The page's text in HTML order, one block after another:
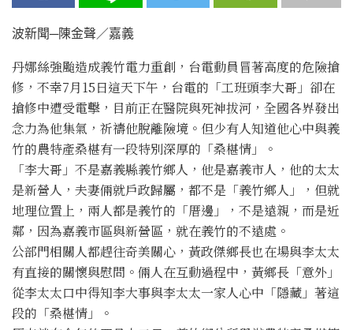
波新聞─陳金聲／嘉義
丹娜絲強颱造成義竹電力重創，台電動員冒著高度的危險搶
修，不幸7月15日這天下午，台電的「工班頭李大哥」卻在
搶修中遭受電擊，目前正在醫院與死神拔河，全國各界發出
念力為他集氣，祈禱他脫離險境。但少有人知道他心中與義
竹的農特產桑椹有一段特別深厚的「桑椹情」。
「李大哥」不是嘉義縣義竹鄉人，他是嘉義市人，他的太太
是新營人，夫妻倆就戶政歸屬，都不是「義竹鄉人」，但就
地理位置上，兩人都是義竹的「厝邊」，不是遠親，而是近
鄰，因為嘉義市區與新營區，就在義竹的不遠處。
公部門相關人都趕往奇美關心，黃政傑鄉長也在場與李太太
有直接的關懷與慰問。倆人在互動過程中，黃鄉長「意外」
從李太太口中得知李大事與李太太一家人心中「隱藏」著這
段的「桑椹情」。